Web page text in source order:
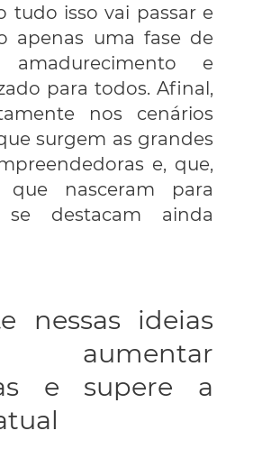
tudo isso vai passar e
apenas uma fase de
amadurecimento e
para todos. Afinal,
nos cenários
surgem as grandes
e, que,
que nasceram para
se destacam ainda
nessas ideias
aumentar
e supere a